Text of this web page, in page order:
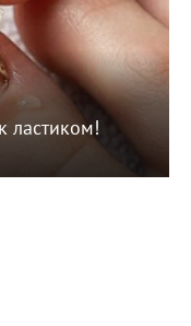
ластиком!